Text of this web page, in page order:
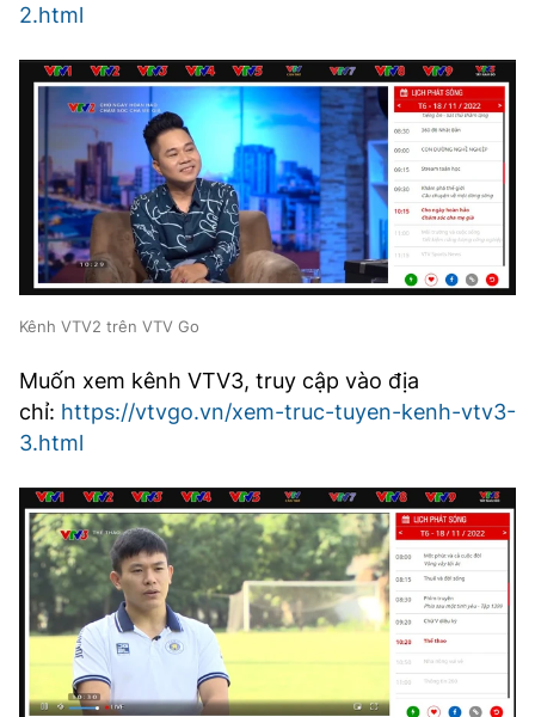
2.html
Kênh VTV2 trên VTV Go
Muốn xem kênh VTV3, truy cập vào địa
chỉ: https://vtvgo.vn/xem-truc-tuyen-kenh-vtv3-
3.html